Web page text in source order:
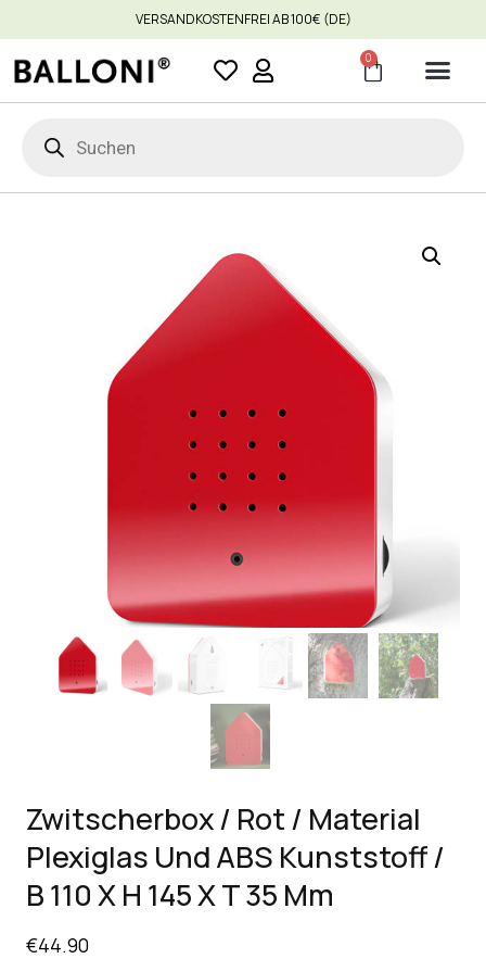
VERSANDKOSTENFREI AB 100€ (DE)
0
Zwitscherbox / Rot / Material
Plexiglas Und ABS Kunststoff /
B 110 X H 145 X T 35 Mm
€44.90